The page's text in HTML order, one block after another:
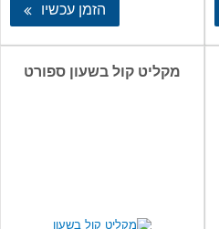
₪300.
היה:
₪449.
הזמן עכשיו
מקליט קול בשעון ספורט